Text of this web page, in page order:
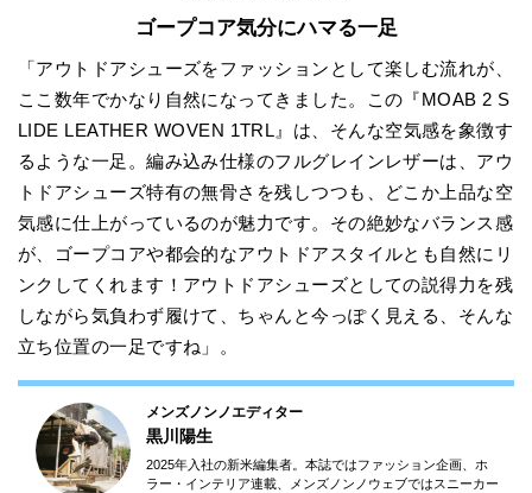
ゴープコア気分にハマる一足
「アウトドアシューズをファッションとして楽しむ流れが、
ここ数年でかなり自然になってきました。この『MOAB 2 S
LIDE LEATHER WOVEN 1TRL』は、そんな空気感を象徴す
るような一足。編み込み仕様のフルグレインレザーは、アウ
トドアシューズ特有の無骨さを残しつつも、どこか上品な空
気感に仕上がっているのが魅力です。その絶妙なバランス感
が、ゴープコアや都会的なアウトドアスタイルとも自然にリ
ンクしてくれます！アウトドアシューズとしての説得力を残
しながら気負わず履けて、ちゃんと今っぽく見える、そんな
立ち位置の一足ですね」。
メンズノンノエディター
黒川陽生
2025年入社の新米編集者。本誌ではファッション企画、ホ
ラー・インテリア連載、メンズノンノウェブではスニーカー